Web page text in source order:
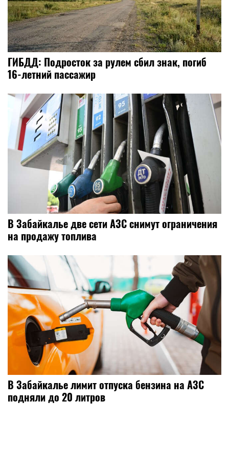
ГИБДД: Подросток за рулем сбил знак, погиб
16-летний пассажир
В Забайкалье две сети АЗС снимут ограничения
на продажу топлива
В Забайкалье лимит отпуска бензина на АЗС
подняли до 20 литров